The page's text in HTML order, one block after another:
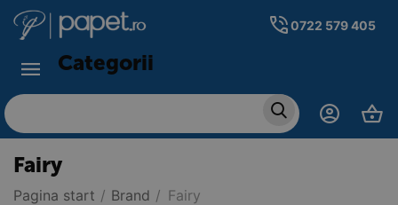
0722 579 405
Categorii
Fairy
Pagina start / Brand / Fairy